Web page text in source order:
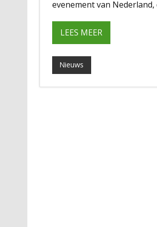
evenement van
LEES MEER
Nieuws